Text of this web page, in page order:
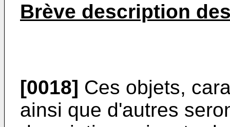
Brève description
[0018] Ces objets,
ainsi que d'autres